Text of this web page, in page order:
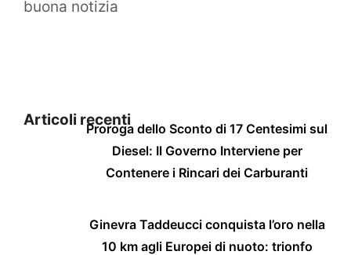
buona notizia
Articoli recentiProroga dello Sconto di 17 Centesimi sul
Diesel: Il Governo Interviene per
Contenere i Rincari dei Carburanti
Ginevra Taddeucci conquista l’oro nella
10 km agli Europei di nuoto: trionfo